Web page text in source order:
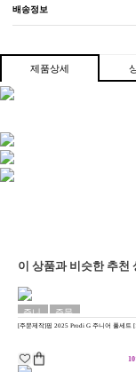
배송정보
제품상세
이 상품과 비슷한 추천
주니
어용
주문
제작
[주문제작]핑 2025 Prodi G 주니어 풀세트